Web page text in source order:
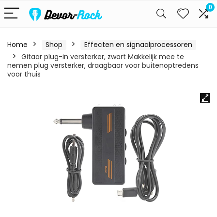
0
Home Shop
Effecten en signaalprocessoren
Gitaar plug-in versterker, zwart Makkelijk mee te
nemen plug versterker, draagbaar voor buitenoptredens
voor thuis